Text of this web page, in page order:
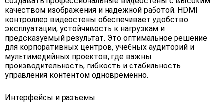
качеством изображения и надежной работой. HDMI
контроллер видеостены обеспечивает удобство
эксплуатации, устойчивость к нагрузкам и
предсказуемый результат. Это оптимальное решение
для корпоративных центров, учебных аудиторий и
мультимедийных проектов, где важны
производительность, гибкость и стабильность
управления контентом одновременно.
Интерфейсы и разъемы